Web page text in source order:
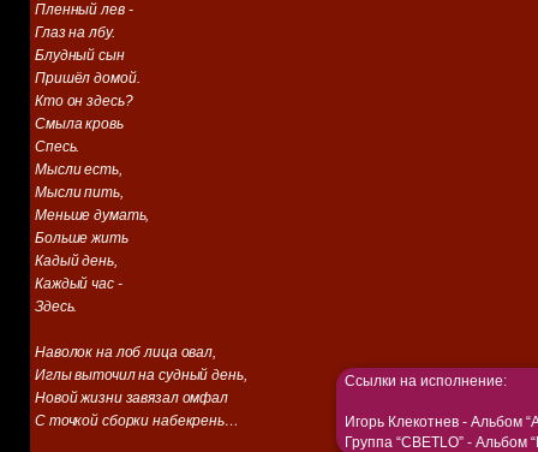
Пленный лев -
Глаз на лбу.
Блудный сын
Пришёл домой.
Кто он здесь?
Смыла кровь
Спесь.
Мысли есть,
Мысли пить,
Меньше думать,
Больше жить
Кадый день,
Каждый час -
Здесь.
Наволок на лоб лица овал,
Иглы выточил на судный день,
Новой жизни завязал омфал
С точкой сборки набекрень…
Ссылки на исполнение:
Игорь Клекотнев - Альбом
Группа “CBETLO” - Альбом